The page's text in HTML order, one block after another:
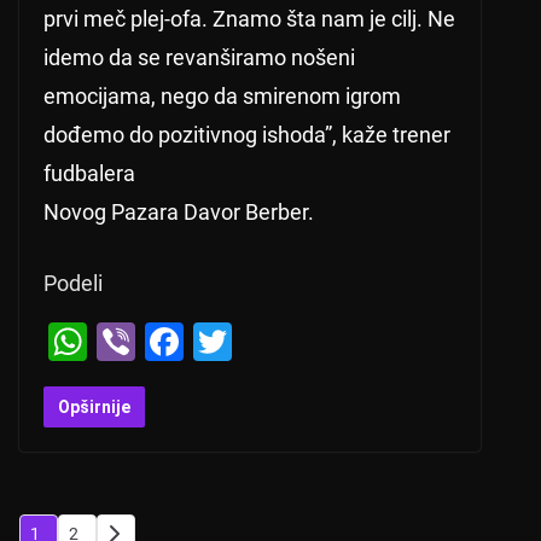
prvi meč plej-ofa. Znamo šta nam je cilj. Ne
idemo da se revanširamo nošeni
emocijama, nego da smirenom igrom
dođemo do pozitivnog ishoda”, kaže trener
fudbalera
Novog Pazara Davor Berber.
Podeli
W
h
at
Vi
b
er
F
Opširnije
1 2